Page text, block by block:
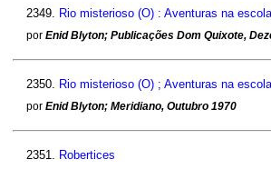
2349. Rio misterioso (O) : Aventuras na escola
por Enid Blyton; Publicações Dom Quixote,
2350. Rio misterioso (O) ; Aventuras na escola
por Enid Blyton; Meridiano, Outubro 1970
2351. Robertices